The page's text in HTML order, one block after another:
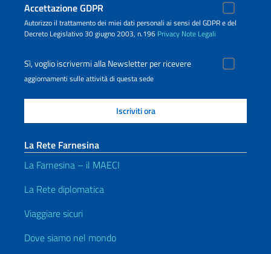
Accettazione GDPR
Autorizzo il trattamento dei miei dati personali ai sensi del GDPR e del
Decreto Legislativo 30 giugno 2003, n.196 Privacy Note Legali
Sì, voglio iscrivermi alla Newsletter per ricevere
aggiornamenti sulle attività di questa sede
La Rete Farnesina
La Farnesina – il MAECI
La Rete diplomatica
Viaggiare sicuri
Dove siamo nel mondo